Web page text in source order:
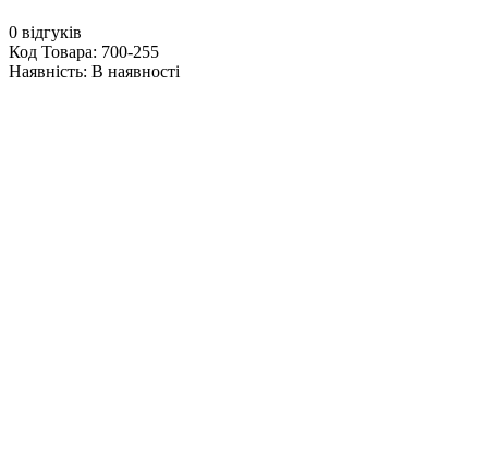
0 відгуків
Код Товара: 700-255
Наявність: В наявності